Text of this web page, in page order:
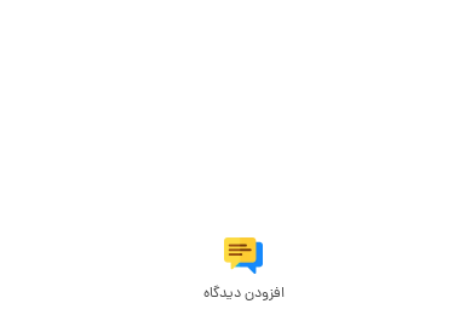
افزودن دیدگاه